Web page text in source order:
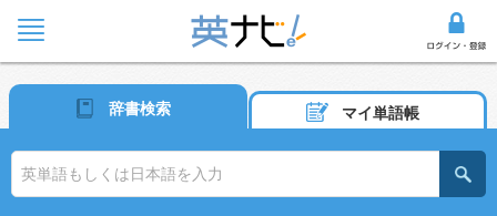
辞書検索 マイ単語帳